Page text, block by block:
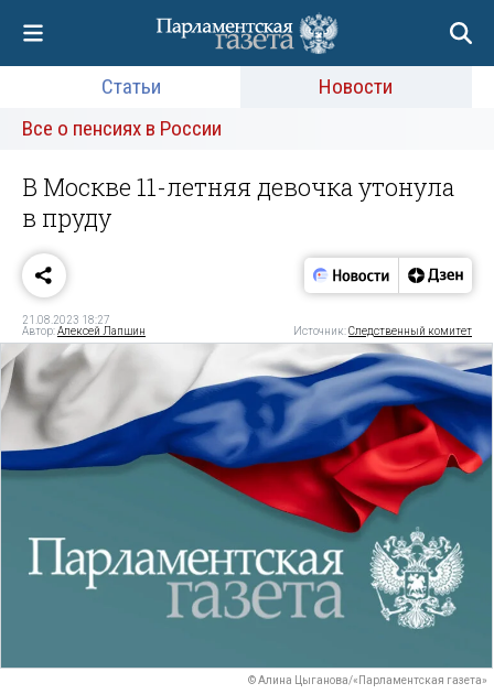
Статьи
Новости
Все о пенсиях в России
В Москве 11-летняя девочка утонула
в пруду
21.08.2023 18:27
Автор:Алексей Лапшин Источник:Следственный комитет
© Алина Цыганова/«Парламентская газета»